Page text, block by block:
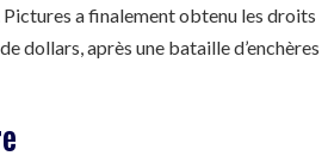
a finalement obtenu les droits
dollars, après une bataille d’enchères